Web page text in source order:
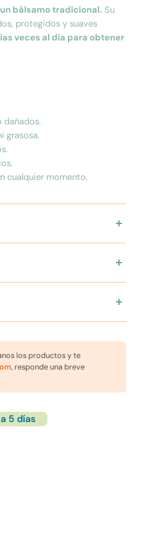
bálsamo tradicional. Su
protegidos y suaves
veces al día para obtener
dañados.
grasosa.
cualquier momento.
y condiciones
• Mantener fuera del alcance
los productos y te
, responde una breve
5 días